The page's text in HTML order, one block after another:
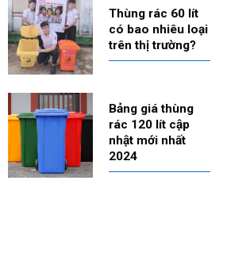
Thùng rác 60 lít
có bao nhiêu loại
trên thị trường?
Bảng giá thùng
rác 120 lít cập
nhật mới nhất
2024